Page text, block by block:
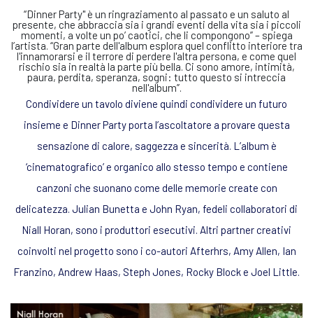
“Dinner Party" è un ringraziamento al passato e un saluto al
presente, che abbraccia sia i grandi eventi della vita sia i piccoli
momenti, a volte un po’ caotici, che li compongono” – spiega
l’artista. “Gran parte dell'album esplora quel conflitto interiore tra
l'innamorarsi e il terrore di perdere l'altra persona, e come quel
rischio sia in realtà la parte più bella. Ci sono amore, intimità,
paura, perdita, speranza, sogni: tutto questo si intreccia
nell'album”.
Condividere un tavolo diviene quindi condividere un futuro
insieme e Dinner Party porta l’ascoltatore a provare questa
sensazione di calore, saggezza e sincerità. L’album è
‘cinematografico’ e organico allo stesso tempo e contiene
canzoni che suonano come delle memorie create con
delicatezza. Julian Bunetta e John Ryan, fedeli collaboratori di
Niall Horan, sono i produttori esecutivi. Altri partner creativi
coinvolti nel progetto sono i co-autori Afterhrs, Amy Allen, Ian
Franzino, Andrew Haas, Steph Jones, Rocky Block e Joel Little.